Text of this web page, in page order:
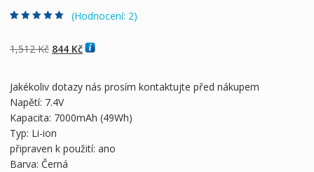
hodnocení
zákazníků
(Hodnocení: 2)
1,512Kč Původní
1,512 Kč
844 KčAktuální
844 Kč
Jakékoliv dotazy nás prosím kontaktujte před nákupem
Napětí: 7.4V
Kapacita: 7000mAh (49Wh)
Typ: Li-ion
připraven k použití: ano
Barva: Černá